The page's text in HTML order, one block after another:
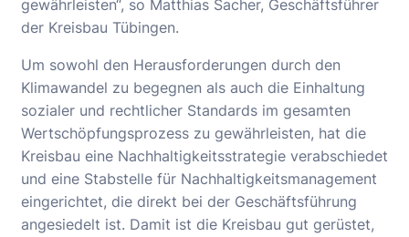
gewährleisten“, so Matthias Sacher, Geschäftsführer
der Kreisbau Tübingen.
Um sowohl den Herausforderungen durch den
Klimawandel zu begegnen als auch die Einhaltung
sozialer und rechtlicher Standards im gesamten
Wertschöpfungsprozess zu gewährleisten, hat die
Kreisbau eine Nachhaltigkeitsstrategie verabschiedet
und eine Stabstelle für Nachhaltigkeitsmanagement
eingerichtet, die direkt bei der Geschäftsführung
angesiedelt ist. Damit ist die Kreisbau gut gerüstet,